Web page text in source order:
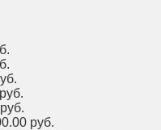
руб.